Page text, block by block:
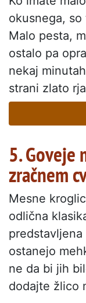
okusnega,
Malo pesta,
ostalo pa
nekaj
strani zlato
5. Goveje
zračnem
Mesne
odlična
ostanejo
ne da bi jih
dodajte žlico